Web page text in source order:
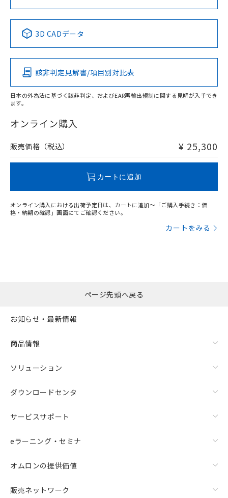
Pb Hg Cd Cr(VI)
O
在庫等で未対応品が混在する可能性があります。
問い合わせください。
No No No No
この製品の規格認証/適合状況ページへ
その他の認証はこちらのページからご検索ください
3D CADデータ
該非判定見解書/項目別対比表
日本の外為法に基づく該非判定、およびEAR再輸出規制に関する見解が入手でき
ます。
オンライン購入
販売価格（税込） ¥ 25,300
カートに追加
オンライン購入における出荷予定日は、カートに追加～「ご購入手続き：価
格・納期の確認」画面にてご確認ください。
カートをみる
ページ先頭へ戻る
お知らせ・最新情報
商品情報
ソリューション
ダウンロードセンタ
サービスサポート
eラーニング・セミナ
オムロンの提供価値
販売ネットワーク